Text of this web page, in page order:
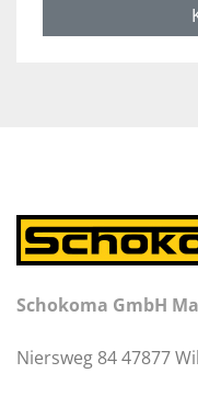
Schokoma GmbH
Niersweg 84 47877